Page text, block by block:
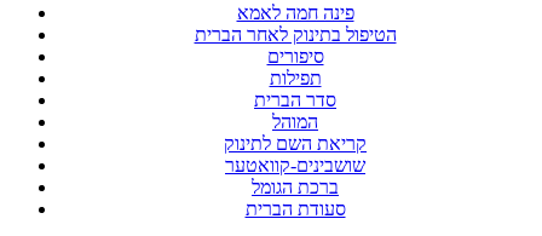
פינה חמה לאמא
הטיפול בתינוק לאחר הברית
סיפורים
תפילות
סדר הברית
המוהל
קריאת השם לתינוק
שושבינים-קוואטער
ברכת הגומל
סעודת הברית